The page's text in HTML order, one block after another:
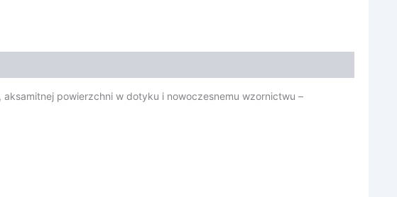
powierzchni w dotyku i nowoczesnemu wzornictwu –